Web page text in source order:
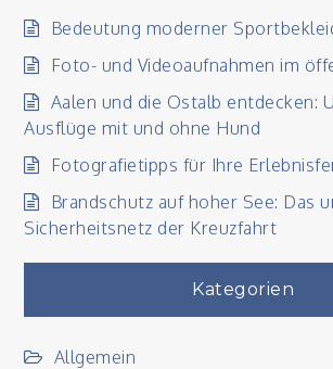
Bedeutung moderner
Foto- und Videoaufnahmen im
Aalen und die Ostalb entdecken:
Ausflüge mit und ohne Hund
Fotografietipps für Ihre
Brandschutz auf hoher See: Das
Sicherheitsnetz der Kreuzfahrt
Kategorien
Allgemein